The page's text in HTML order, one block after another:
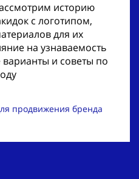
историю
с логотипом,
для их
на узнаваемость
и советы по
продвижения бренда